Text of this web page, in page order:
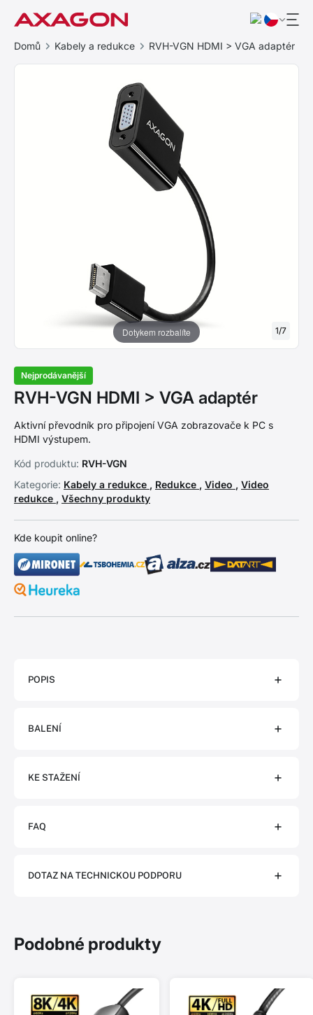
Domů Kabely a redukce RVH-VGN HDMI > VGA adaptér
Dotykem rozbalíte 1/7
Nejprodávanější
RVH-VGN HDMI > VGA adaptér
Aktivní převodník pro připojení VGA zobrazovače k PC s
HDMI výstupem.
Kód produktu: RVH-VGN
Kategorie: Kabely a redukce , Redukce , Video , Video
redukce , Všechny produkty
Kde koupit online?
POPIS
BALENÍ
KE STAŽENÍ
FAQ
DOTAZ NA TECHNICKOU PODPORU
Podobné produkty